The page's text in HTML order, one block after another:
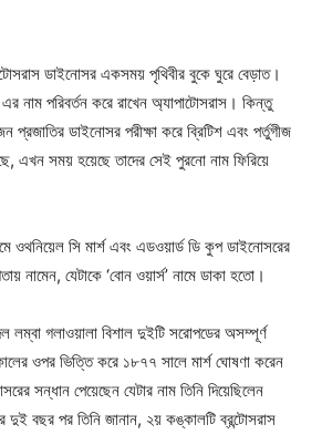
ডাইনোসর একসময় পৃথিবীর বুকে ঘুরে বেড়াত।
নাম পরিবর্তন করে রাখেন অ্যাপাটোসরাস। কিন্তু
ডাইনোসর পরীক্ষা করে ব্রিটিশ এবং পর্তুগীজ
এখন সময় হয়েছে তাদের সেই পুরনো নাম ফিরিয়ে
ওথনিয়েল সি মার্শ এবং এডওয়ার্ড ডি কুপ ডাইনোসরের
নামেন, যেটাকে ‘বোন ওয়ার্স’ নামে ডাকা হতো।
লম্বা গলাওয়ালা বিশাল দুইটি সরোপডের অসম্পূর্ণ
ওপর ভিত্তি করে ১৮৭৭ সালে মার্শ ঘোষণা করেন
সন্ধান পেয়েছেন যেটার নাম তিনি দিয়েছিলেন
দুই বছর পর তিনি জানান, ২য় কঙ্কালটি ব্রন্টোসরাস